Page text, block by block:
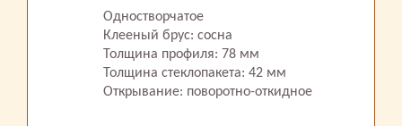
Одностворчатое
Клееный брус: сосна
Толщина профиля: 78 мм
Толщина стеклопакета: 42 мм
Открывание: поворотно-откидное